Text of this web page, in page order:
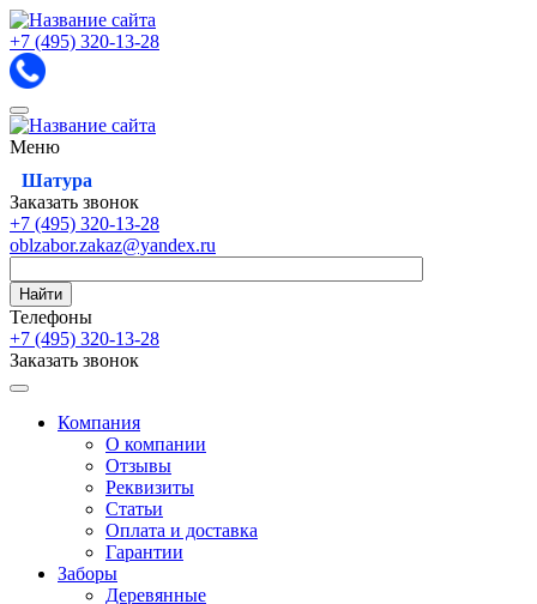
+7 (495) 320-13-28
Меню
Шатура
Заказать звонок
+7 (495) 320-13-28
oblzabor.zakaz@yandex.ru
Найти
Телефоны
+7 (495) 320-13-28
Заказать звонок
Компания
О компании
Отзывы
Реквизиты
Статьи
Оплата и доставка
Гарантии
Заборы
Деревянные